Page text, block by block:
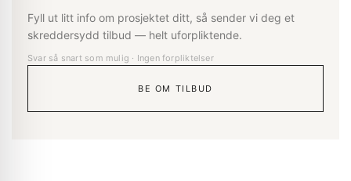
Fyll ut litt info om prosjektet ditt, så sender vi deg et
skreddersydd tilbud — helt uforpliktende.
Svar så snart som mulig · Ingen forpliktelser
BE OM TILBUD